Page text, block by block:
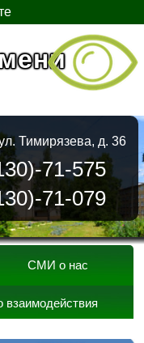
Тимирязева, д. 36
71-575
71-079
СМИ о нас
взаимодействия